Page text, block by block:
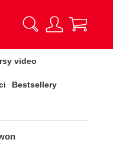
video
Bestsellery